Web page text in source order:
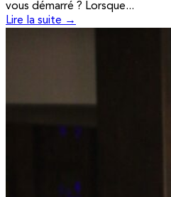
vous démarré ? Lorsque...
Lire la suite →